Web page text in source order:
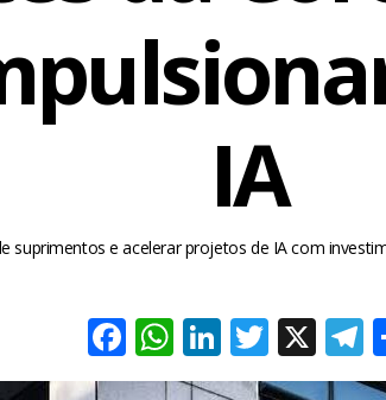
IA
suprimentos e acelerar projetos de IA com
Facebook
WhatsApp
LinkedIn
Twitter
X